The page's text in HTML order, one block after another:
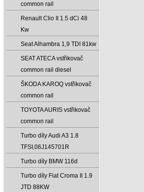
common rail
Renault Clio II 1.5 dCi 48
Kw
Seat Alhambra 1‚9 TDI 81kw
SEAT ATECA vstřikovač
common rail diesel
ŠKODA KAROQ vstřikovač
common rail
TOYOTA AURIS vstřikovač
common rail
Turbo díly Audi A3 1.8
TFSI‚06J145701R
Turbo díly BMW 116d
Turbo díly Fiat Croma II 1.9
JTD 88KW